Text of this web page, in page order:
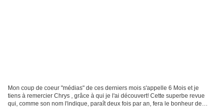
Mon coup de coeur "médias" de ces derniers mois s'appelle 6 Mois et je
tiens à remercier Chrys , grâce à qui je l'ai découvert! Cette superbe revue
qui, comme son nom l'indique, paraît deux fois par an, fera le bonheur de